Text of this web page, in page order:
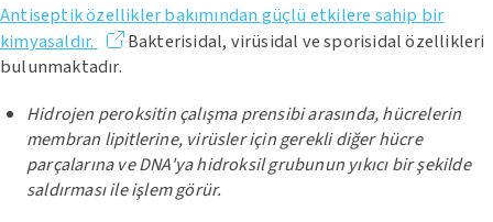
Antiseptik özellikler bakımından güçlü etkilere sahip bir
kimyasaldır.
Bakterisidal, virüsidal ve sporisidal özellikleri
bulunmaktadır.
Hidrojen peroksitin çalışma prensibi arasında, hücrelerin
membran lipitlerine, virüsler için gerekli diğer hücre
parçalarına ve DNA'ya hidroksil grubunun yıkıcı bir şekilde
saldırması ile işlem görür.